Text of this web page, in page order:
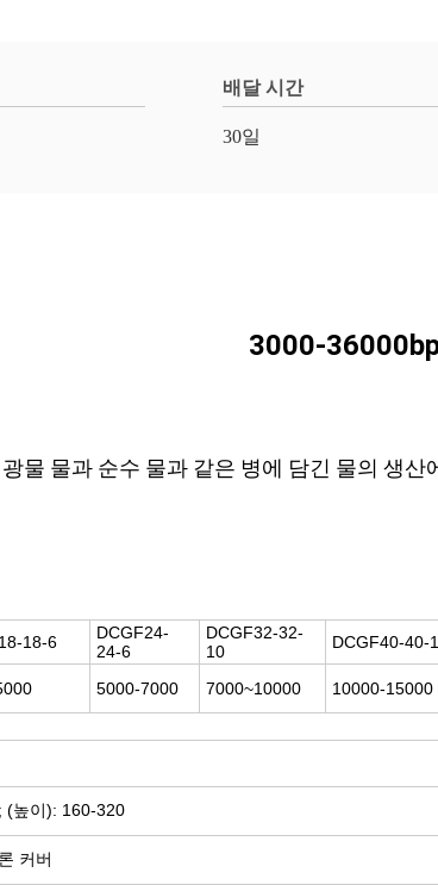
배달 시간
30일
3000-
물 물과 순수 물과 같은 병에 담긴 물의 생
18-6
DCGF24-
24-6
DCGF32-32-
10
DCGF40-40-
5000-7000 7000~10000 10000-15000
(높이): 160-320
커버